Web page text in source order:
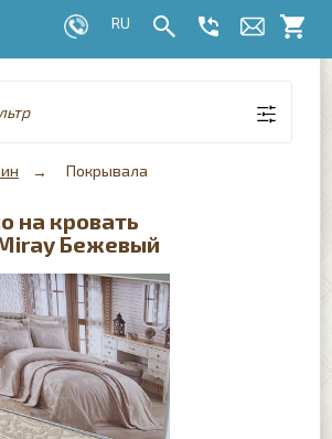
Покрывала
на кровать
Бежевый